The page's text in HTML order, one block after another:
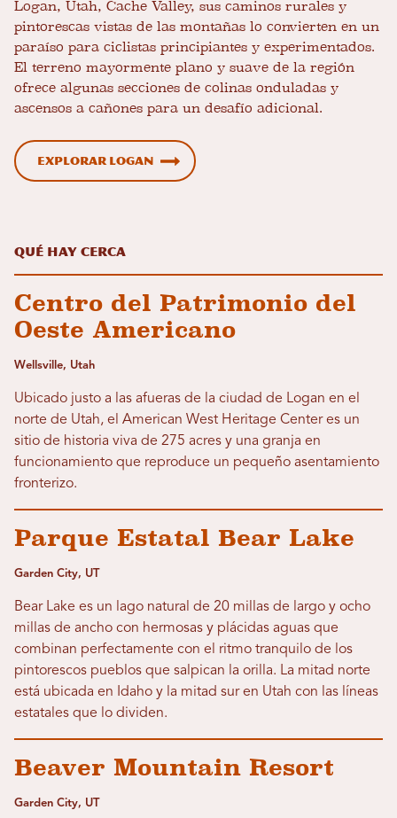
Logan, Utah, Cache Valley, sus caminos rurales y
pintorescas vistas de las montañas lo convierten en un
paraíso para ciclistas principiantes y experimentados.
El terreno mayormente plano y suave de la región
ofrece algunas secciones de colinas onduladas y
ascensos a cañones para un desafío adicional.
Explorar Logan
Qué hay cerca
Centro del Patrimonio del
Oeste Americano
Wellsville, Utah
Ubicado justo a las afueras de la ciudad de Logan en el
norte de Utah, el American West Heritage Center es un
sitio de historia viva de 275 acres y una granja en
funcionamiento que reproduce un pequeño asentamiento
fronterizo.
Parque Estatal Bear Lake
Garden City, UT
Bear Lake es un lago natural de 20 millas de largo y ocho
millas de ancho con hermosas y plácidas aguas que
combinan perfectamente con el ritmo tranquilo de los
pintorescos pueblos que salpican la orilla. La mitad norte
está ubicada en Idaho y la mitad sur en Utah con las líneas
estatales que lo dividen.
Beaver Mountain Resort
Garden City, UT